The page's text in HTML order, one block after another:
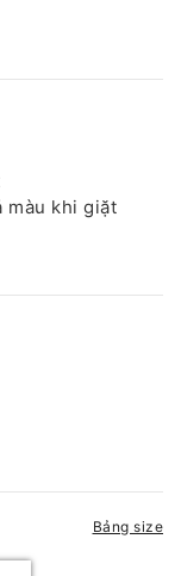
màu khi giặt
Bảng size